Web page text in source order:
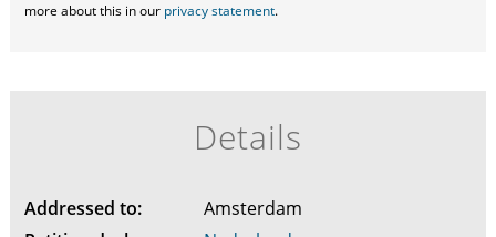
more about this in our privacy statement.
Details
Addressed to:
Amsterdam